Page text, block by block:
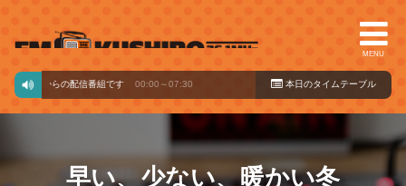
MENU
ードからの配信番組です 00:00～07:30 本日のタイ ムテーブル
早い、少ない、暖かい冬